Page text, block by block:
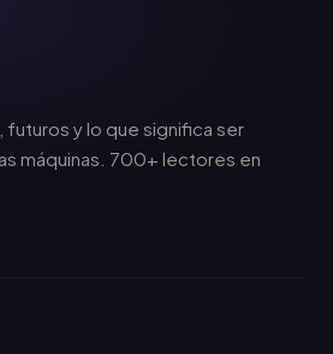
futuros y lo que significa ser
máquinas. 700+ lectores en